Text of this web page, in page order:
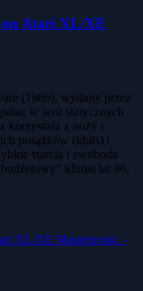
Atari XL/XE
(1986), wydany przez
w serii statycznych
korzystasz z noży i
posążków (idols) i
starcia i swoboda
klimat lat 80.
XL/XE Mastertronic -